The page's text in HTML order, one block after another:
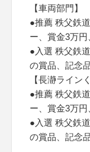
【車両部門】
●推薦 秩父鉄
ー、賞金3万
●入選 秩父鉄
の賞品、記念
【長瀞ライン
●推薦 秩父鉄
ー、賞金3万
●入選 秩父鉄
の賞品、記念